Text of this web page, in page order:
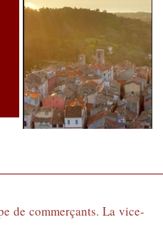
de commerçants. La vice-